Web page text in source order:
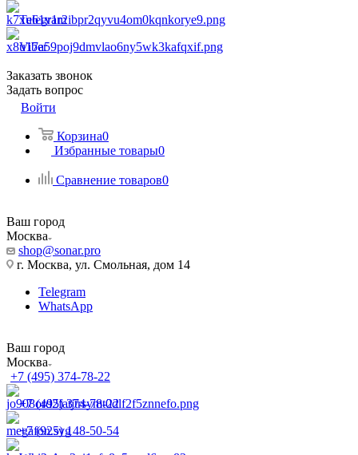
Telegram
Viber
Заказать звонок
Задать вопрос
Войти
Корзина0
Избранные товары0
Сравнение товаров0
Ваш город
Москва
shop@sonar.pro
г. Москва, ул. Смольная, дом 14
Telegram
WhatsApp
Ваш город
Москва
+7 (495) 374-78-22
+7 (495) 374-78-22
+7 (925) 148-50-54